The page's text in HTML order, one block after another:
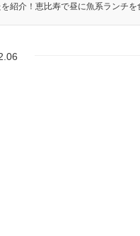
紹介！恵比寿で昼に魚系ランチを